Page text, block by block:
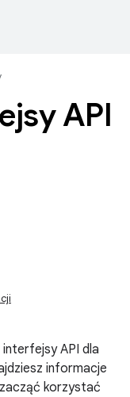
API
API dla
informacje
korzystać